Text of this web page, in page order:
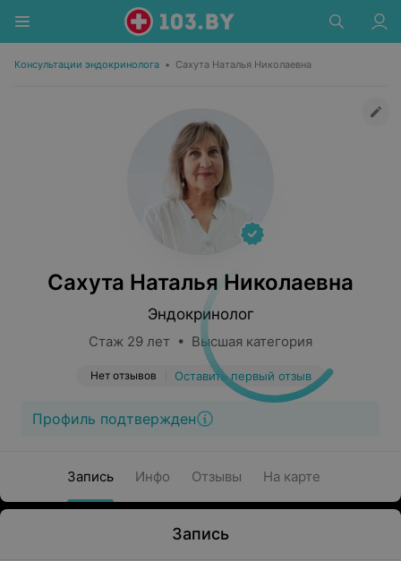
Консультации эндокринолога • Сахута Наталья Николаевна
Сахута Наталья Николаевна
Эндокринолог
Стаж 29 лет • Высшая категория
Нет отзывов Оставить первый отзыв
Профиль подтвержден
Запись Инфо Отзывы На карте
Запись